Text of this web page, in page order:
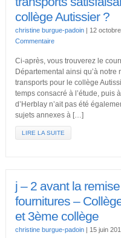
collège Autissier ?
christine burgue-padoin| 12
Commentaire
Ci-après, vous trouverez le
Départemental ainsi qu’à
transports pour le collège
temps consacré à l’étude, puis
d’Herblay n’ait pas été
sujets annexes à […]
LIRE LA SUITE
j – 2 avant la
fournitures –
et 3ème collège
christine burgue-padoin| 15 juin